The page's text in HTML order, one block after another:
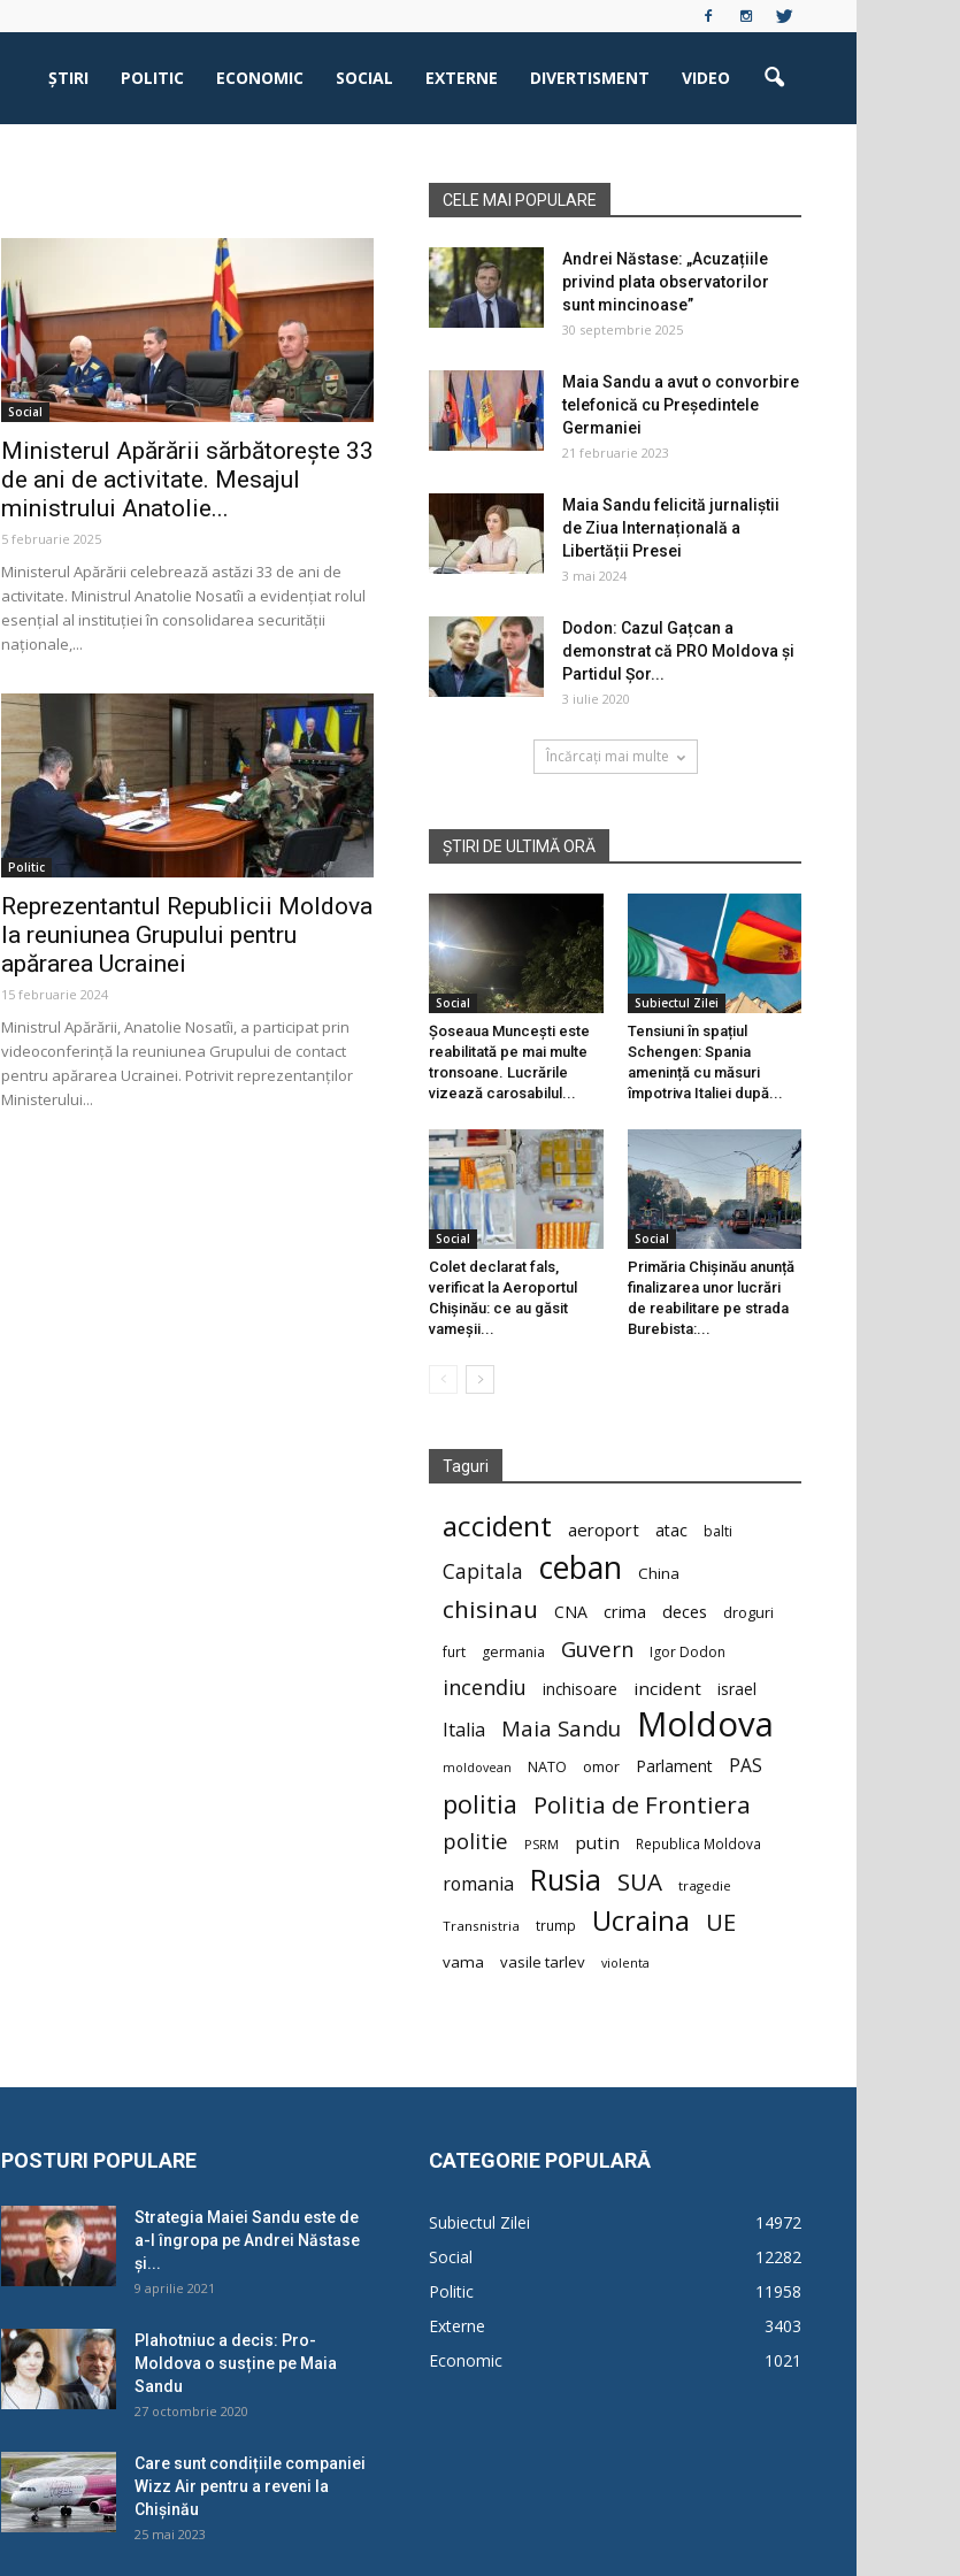
ŞTIRI POLITIC ECONOMIC SOCIAL EXTERNE DIVERTISMENT VIDEO
Social
Ministerul Apărării sărbătorește 33
de ani de activitate. Mesajul
ministrului Anatolie...
5 februarie 2025
Ministerul Apărării celebrează astăzi 33 de ani de
activitate. Ministrul Anatolie Nosatîi a evidențiat rolul
esențial al instituției în consolidarea securității
naționale,...
Politic
Reprezentantul Republicii Moldova
la reuniunea Grupului pentru
apărarea Ucrainei
15 februarie 2024
Ministrul Apărării, Anatolie Nosatîi, a participat prin
videoconferință la reuniunea Grupului de contact
pentru apărarea Ucrainei. Potrivit reprezentanților
Ministerului...
CELE MAI POPULARE
Andrei Năstase: „Acuzațiile
privind plata observatorilor
sunt mincinoase”
30 septembrie 2025
Maia Sandu a avut o convorbire
telefonică cu Președintele
Germaniei
21 februarie 2023
Maia Sandu felicită jurnaliștii
de Ziua Internațională a
Libertății Presei
3 mai 2024
Dodon: Cazul Gațcan a
demonstrat că PRO Moldova și
Partidul Șor...
3 iulie 2020
Încărcați mai multe
ȘTIRI DE ULTIMĂ ORĂ
Social
Șoseaua Muncești este
reabilitată pe mai multe
tronsoane. Lucrările
vizează carosabilul...
Subiectul Zilei
Tensiuni în spațiul
Schengen: Spania
amenință cu măsuri
împotriva Italiei după...
Social
Colet declarat fals,
verificat la Aeroportul
Chișinău: ce au găsit
vameșii...
Social
Primăria Chișinău anunță
finalizarea unor lucrări
de reabilitare pe strada
Burebista:...
Taguri
accident aeroport atac balti
Capitala ceban China
chisinau CNA crima deces droguri
furt germania Guvern Igor Dodon
incendiu inchisoare incident israel
Italia Maia Sandu Moldova
moldovean NATO omor Parlament PAS
politia Politia de Frontiera
politie PSRM putin Republica Moldova
romania Rusia SUA tragedie
Transnistria trump Ucraina UE
vama vasile tarlev violenta
POSTURI POPULARE
Strategia Maiei Sandu este de
a-l îngropa pe Andrei Năstase
și...
9 aprilie 2021
Plahotniuc a decis: Pro-
Moldova o susține pe Maia
Sandu
27 octombrie 2020
Care sunt condițiile companiei
Wizz Air pentru a reveni la
Chișinău
25 mai 2023
CATEGORIE POPULARĂ
Subiectul Zilei
14972
Social
12282
Politic
11958
Externe
3403
Economic
1021